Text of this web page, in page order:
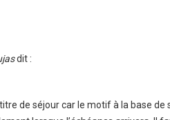
dit :
de séjour car le motif à la base